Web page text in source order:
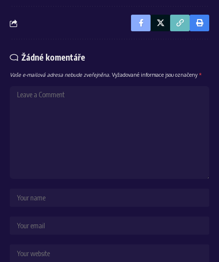
Žádné komentáře
Vaše e-mailová adresa nebude zveřejněna. Vyžadované informace jsou označeny *